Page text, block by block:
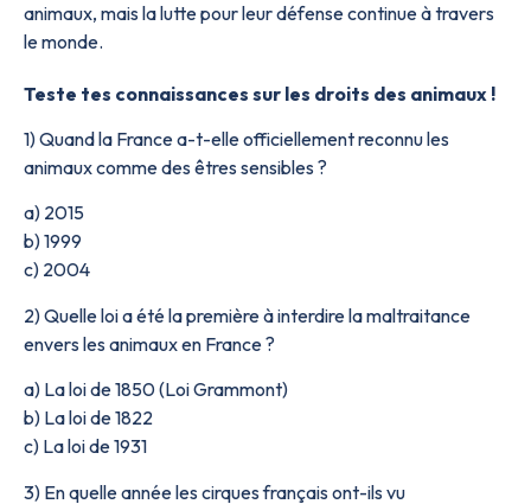
animaux, mais la lutte pour leur défense continue à travers
le monde.
Teste tes connaissances sur les droits des animaux !
1) Quand la France a-t-elle officiellement reconnu les
animaux comme des êtres sensibles ?
a) 2015
b) 1999
c) 2004
2) Quelle loi a été la première à interdire la maltraitance
envers les animaux en France ?
a) La loi de 1850 (Loi Grammont)
b) La loi de 1822
c) La loi de 1931
3) En quelle année les cirques français ont-ils vu